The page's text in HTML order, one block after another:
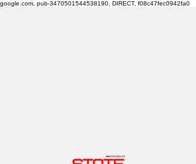
google.com, pub-3470501544538190, DIRECT, f08c47fec0942fa0